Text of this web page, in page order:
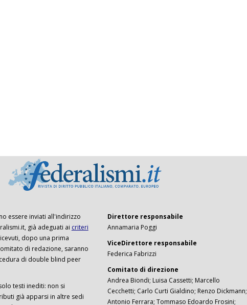
essere inviati all'indirizzo
già adeguati ai criteri
dopo una prima
di redazione, saranno
di double blind peer
testi inediti: non si
già apparsi in altre sedi
Direttore responsabile
Annamaria Poggi
ViceDirettore responsabile
Federica Fabrizzi
Comitato di direzione
Andrea Biondi; Luisa Cassetti; Marcello
Cecchetti; Carlo Curti Gialdino; Renzo Dickmann;
Antonio Ferrara; Tommaso Edoardo Frosini;